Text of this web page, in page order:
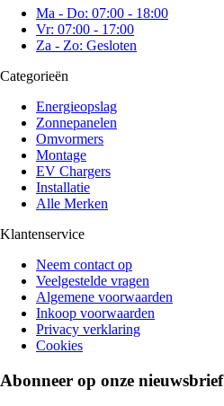
Ma - Do: 07:00 - 18:00
Vr: 07:00 - 17:00
Za - Zo: Gesloten
Categorieën
Energieopslag
Zonnepanelen
Omvormers
Montage
EV Chargers
Installatie
Alle Merken
Klantenservice
Neem contact op
Veelgestelde vragen
Algemene voorwaarden
Inkoop voorwaarden
Privacy verklaring
Cookies
Abonneer op onze nieuwsbrief